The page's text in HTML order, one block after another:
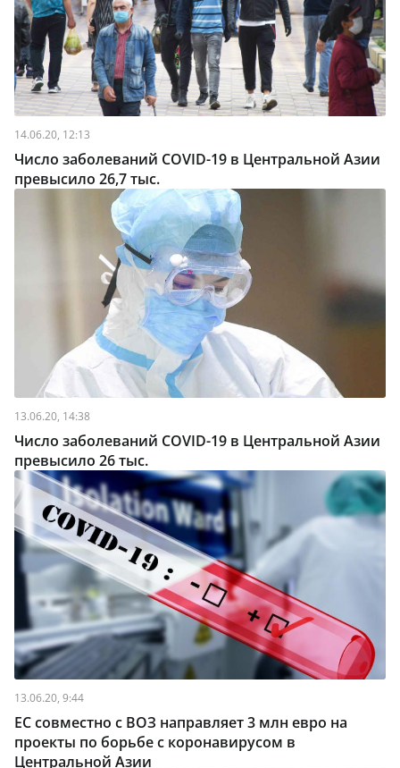
14.06.20, 12:13
Число заболеваний COVID-19 в Центральной Азии
превысило 26,7 тыс.
13.06.20, 14:38
Число заболеваний COVID-19 в Центральной Азии
превысило 26 тыс.
13.06.20, 9:44
ЕС совместно с ВОЗ направляет 3 млн евро на
проекты по борьбе с коронавирусом в
Центральной Азии